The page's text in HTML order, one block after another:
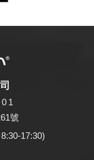
號
17:30)